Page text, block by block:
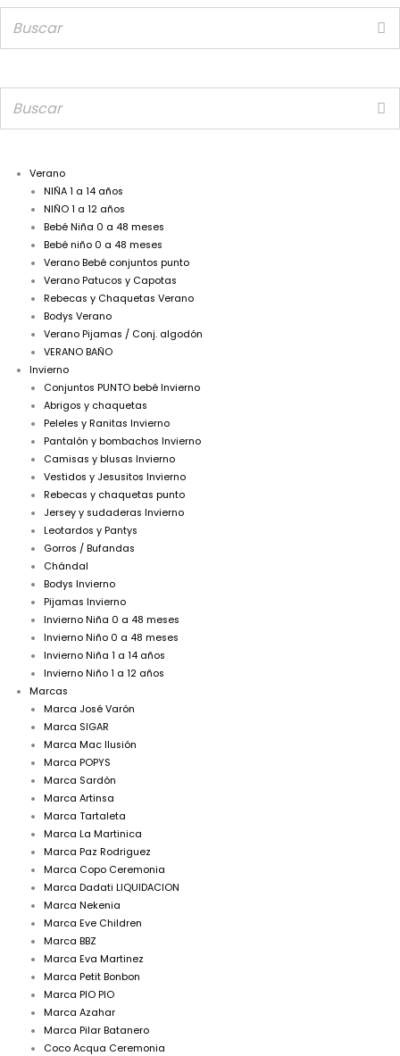
Verano
NIÑA 1 a 14 años
NIÑO 1 a 12 años
Bebé Niña 0 a 48 meses
Bebé niño 0 a 48 meses
Verano Bebé conjuntos punto
Verano Patucos y Capotas
Rebecas y Chaquetas Verano
Bodys Verano
Verano Pijamas / Conj. algodón
VERANO BAÑO
Invierno
Conjuntos PUNTO bebé Invierno
Abrigos y chaquetas
Peleles y Ranitas Invierno
Pantalón y bombachos Invierno
Camisas y blusas Invierno
Vestidos y Jesusitos Invierno
Rebecas y chaquetas punto
Jersey y sudaderas Invierno
Leotardos y Pantys
Gorros / Bufandas
Chándal
Bodys Invierno
Pijamas Invierno
Invierno Niña 0 a 48 meses
Invierno Niño 0 a 48 meses
Invierno Niña 1 a 14 años
Invierno Niño 1 a 12 años
Marcas
Marca José Varón
Marca SIGAR
Marca Mac Ilusión
Marca POPYS
Marca Sardón
Marca Artinsa
Marca Tartaleta
Marca La Martinica
Marca Paz Rodriguez
Marca Copo Ceremonia
Marca Dadati LIQUIDACION
Marca Nekenia
Marca Eve Children
Marca BBZ
Marca Eva Martinez
Marca Petit Bonbon
Marca PIO PIO
Marca Azahar
Marca Pilar Batanero
Coco Acqua Ceremonia